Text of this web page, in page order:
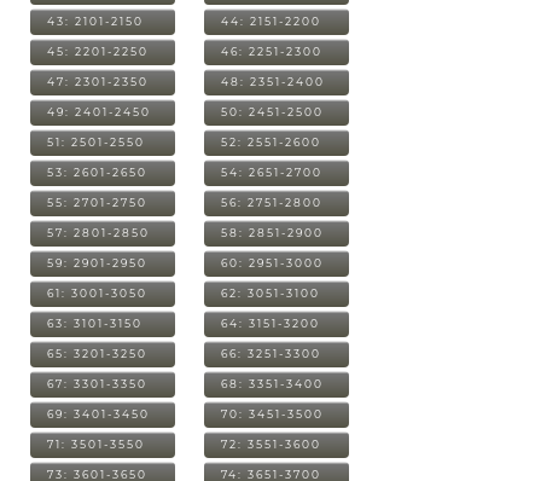
43: 2101-2150 44: 2151-2200
45: 2201-2250 46: 2251-2300
47: 2301-2350 48: 2351-2400
49: 2401-2450 50: 2451-2500
51: 2501-2550 52: 2551-2600
53: 2601-2650 54: 2651-2700
55: 2701-2750 56: 2751-2800
57: 2801-2850 58: 2851-2900
59: 2901-2950 60: 2951-3000
61: 3001-3050 62: 3051-3100
63: 3101-3150 64: 3151-3200
65: 3201-3250 66: 3251-3300
67: 3301-3350 68: 3351-3400
69: 3401-3450 70: 3451-3500
71: 3501-3550 72: 3551-3600
73: 3601-3650 74: 3651-3700